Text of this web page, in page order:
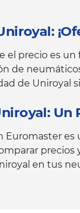
el precio es
de
de Uniroyal
Un
Euromaster
en tus